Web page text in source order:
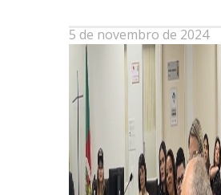
5 de novembro de 2024